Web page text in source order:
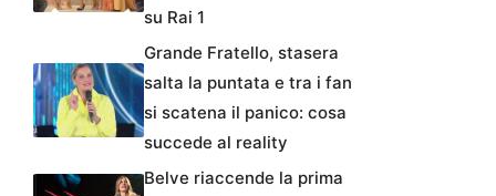
su Rai 1
Grande Fratello, stasera
salta la puntata e tra i fan
si scatena il panico: cosa
succede al reality
Belve riaccende la prima